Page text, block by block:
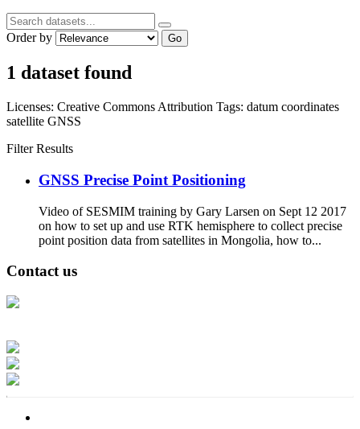
Order by Go
1 dataset found
Licenses: Creative Commons Attribution Tags: datum coordinates
satellite GNSS
Filter Results
GNSS Precise Point Positioning
Video of SESMIM training by Gary Larsen on Sept 12 2017
on how to set up and use RTK hemisphere to collect precise
point position data from satellites in Mongolia, how to...
Contact us